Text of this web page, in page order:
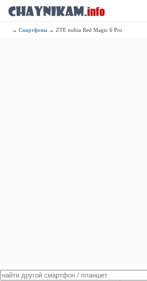
→Смартфоны → ZTE nubia Red Magic 6 Pro